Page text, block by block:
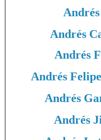
Andrés
Andrés
Andrés
Andrés
Andrés